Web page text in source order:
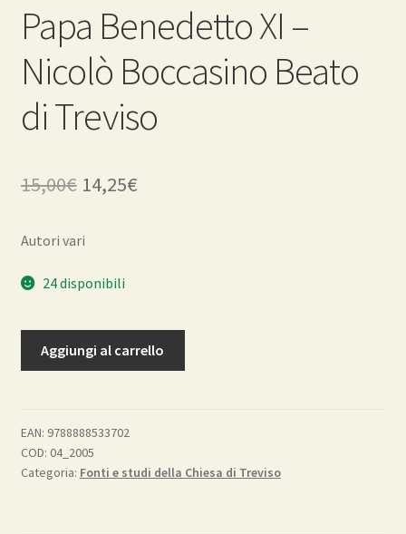
Papa Benedetto XI –
Nicolò Boccasino Beato
di Treviso
15,00€ Il
originale
era:
14,25€Il
Autori vari
24 disponibili
Benedetto
Nicolò
Boccasino
Beato
Aggiungi al carrello
EAN: 9788888533702
COD: 04_2005
Categoria: Fonti e studi della Chiesa di Treviso